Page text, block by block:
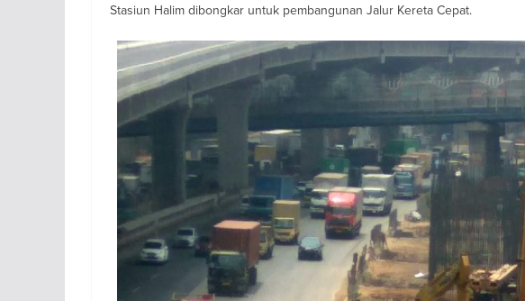
Stasiun Halim dibongkar untuk pembangunan Jalur Kereta Cepat.